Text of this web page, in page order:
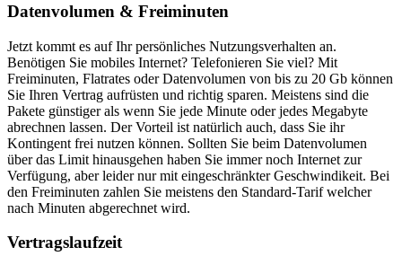
Datenvolumen & Freiminuten
Jetzt kommt es auf Ihr persönliches Nutzungsverhalten an.
Benötigen Sie mobiles Internet? Telefonieren Sie viel? Mit
Freiminuten, Flatrates oder Datenvolumen von bis zu 20 Gb können
Sie Ihren Vertrag aufrüsten und richtig sparen. Meistens sind die
Pakete günstiger als wenn Sie jede Minute oder jedes Megabyte
abrechnen lassen. Der Vorteil ist natürlich auch, dass Sie ihr
Kontingent frei nutzen können. Sollten Sie beim Datenvolumen
über das Limit hinausgehen haben Sie immer noch Internet zur
Verfügung, aber leider nur mit eingeschränkter Geschwindikeit. Bei
den Freiminuten zahlen Sie meistens den Standard-Tarif welcher
nach Minuten abgerechnet wird.
Vertragslaufzeit